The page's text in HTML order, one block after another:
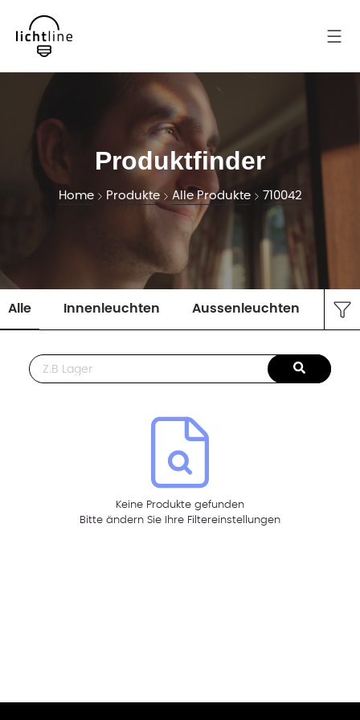
Produktfinder
Home Produkte Alle Produkte 710042
Alle Innenleuchten Aussenleuchten
This is a search field with an auto-suggest feature attached.
Keine Produkte gefunden
Bitte ändern Sie Ihre Filtereinstellungen